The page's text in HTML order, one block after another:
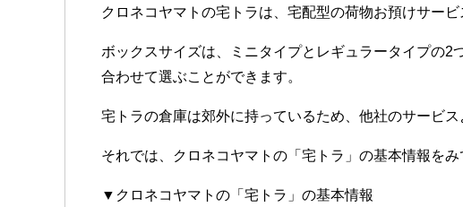
クロネコヤマトの宅トラは、宅配型の荷物お預けサービ
ボックスサイズは、ミニタイプとレギュラータイプの2
合わせて選ぶことができます。
宅トラの倉庫は郊外に持っているため、他社のサービス
それでは、クロネコヤマトの「宅トラ」の基本情報をみ
▼クロネコヤマトの「宅トラ」の基本情報